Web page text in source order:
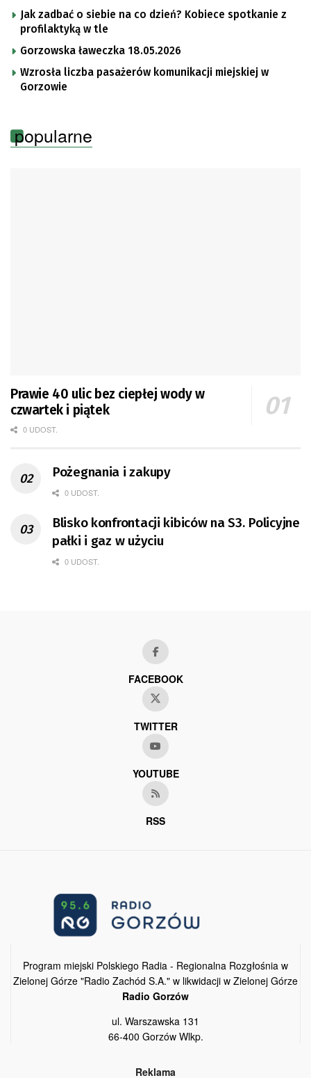
Jak zadbać o siebie na co dzień? Kobiece spotkanie z
profilaktyką w tle
Gorzowska ławeczka 18.05.2026
Wzrosła liczba pasażerów komunikacji miejskiej w
Gorzowie
popularne
Prawie 40 ulic bez ciepłej wody w
czwartek i piątek
0 UDOST.
Pożegnania i zakupy
0 UDOST.
Blisko konfrontacji kibiców na S3. Policyjne
pałki i gaz w użyciu
0 UDOST.
FACEBOOK
TWITTER
YOUTUBE
RSS
Program miejski Polskiego Radia - Regionalna Rozgłośnia w
Zielonej Górze "Radio Zachód S.A." w likwidacji w Zielonej Górze
Radio Gorzów
ul. Warszawska 131
66-400 Gorzów Wlkp.
Reklama